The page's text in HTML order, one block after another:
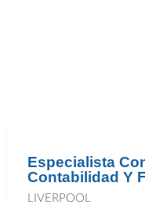
Especialista
Contabilidad Y
LIVERPOOL